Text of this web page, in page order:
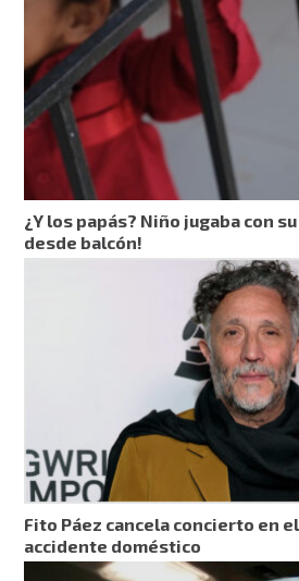
¿Y los papás? Niño jugaba con
desde balcón!
Fito Páez cancela concierto en
accidente doméstico